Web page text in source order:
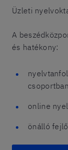
Üzleti
A
és hatékony:
online
önálló